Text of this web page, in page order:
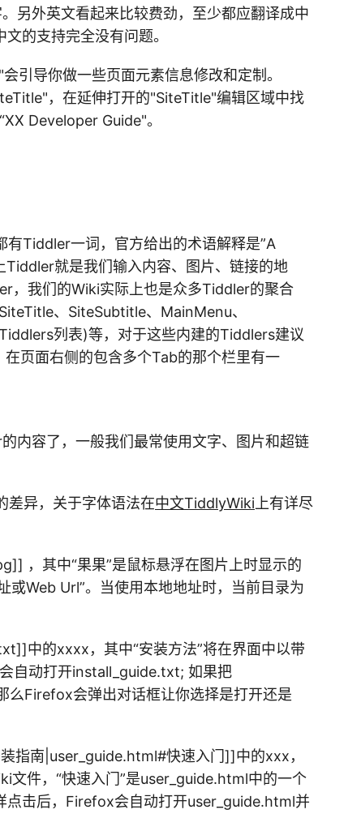
另外英文看起来比较费劲，至少都应翻译成中
文的支持完全没有问题。
导你做一些页面元素信息修改和定制。
，在延伸打开的"SiteTitle"编辑区域中找
Developer Guide"。
Tiddler一词，官方给出的术语解释是”A
就是我们输入内容、图片、链接的地
，我们的Wiki实际上也是众多Tiddler的聚合
、SiteSubtitle、MainMenu、
列表)等，对于这些内建的Tiddlers建议
页面右侧的包含多个Tab的那个栏里有一
内容了，一般我们最常使用文字、图片和超链
差异，关于字体语法在中文TiddlyWiki 上有详尽
，其中“果果”是鼠标悬浮在图片上时显示的
或Web Url”。当使用本地地址时，当前目录为
中的xxxx，其中“安装方法”将在界面中以带
自动打开install_guide.txt; 如果把
Firefox会弹出对话框让你选择是打开还是
指南|user_guide.html#快速入门]]中的xxx，
件，“快速入门”是user_guide.html中的一个
击后，Firefox会自动打开user_guide.html并